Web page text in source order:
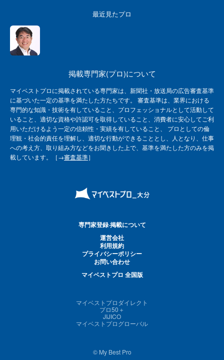
最近見たプロ
掲載専門家(プロ)について
マイベストプロに掲載されている専門家は、新聞社・放送局の広告審査基準
に基づいた一定の基準を満たした方たちです。 審査基準は、業界における
専門的な知識・技術を有していること、プロフェッショナルとして活動して
いること、適切な資格や許認可を取得していること、消費者に安心してご利
用いただけるよう一定の信頼性・実績を有していること、 プロとしての倫
理観・社会的責任を理解し、適切な行動ができることとし、人となり、仕事
への考え方、取り組み方などをお聞きした上で、基準を満たした方のみを掲
載しています。［→審査基準］
専門家登録·掲載について
運営会社
利用規約
プライバシーポリシー
お問い合わせ
マイベストプロ 全国版
マイベストプロダイレクト
プロ50＋
JIJICO
マイベストプログローバル
© My Best Pro